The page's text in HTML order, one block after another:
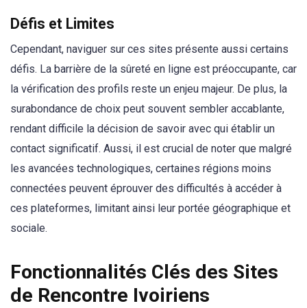
Défis et Limites
Cependant, naviguer sur ces sites présente aussi certains
défis. La barrière de la sûreté en ligne est préoccupante, car
la vérification des profils reste un enjeu majeur. De plus, la
surabondance de choix peut souvent sembler accablante,
rendant difficile la décision de savoir avec qui établir un
contact significatif. Aussi, il est crucial de noter que malgré
les avancées technologiques, certaines régions moins
connectées peuvent éprouver des difficultés à accéder à
ces plateformes, limitant ainsi leur portée géographique et
sociale.
Fonctionnalités Clés des Sites
de Rencontre Ivoiriens